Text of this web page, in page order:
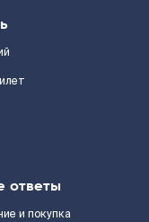
ответы
и покупка